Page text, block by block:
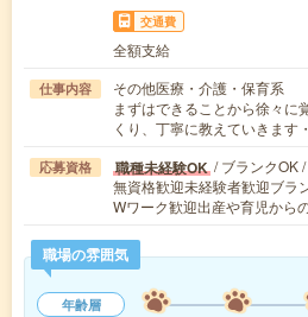
交通費
全額支給
仕事内容
その他医療・介護・保育系
まずはできることから徐々に
くり、丁寧に教えていきま
応募資格 職種未経験OK / ブランクOK
無資格歓迎未経験者歓迎ブラ
Wワーク歓迎出産や育児から
職場の雰囲気
年齢層